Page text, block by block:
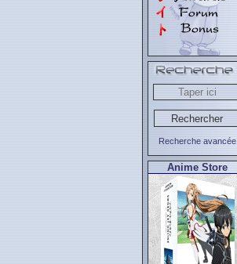
Recherche avancée
Anime Store